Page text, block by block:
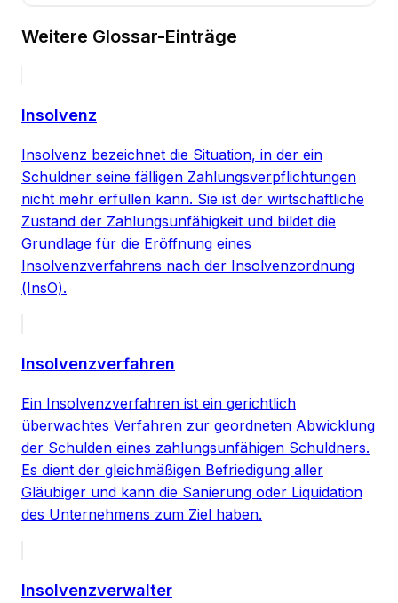
Weitere Glossar-Einträge
Insolvenz
Insolvenz bezeichnet die Situation, in der ein
Schuldner seine fälligen Zahlungsverpflichtungen
nicht mehr erfüllen kann. Sie ist der wirtschaftliche
Zustand der Zahlungsunfähigkeit und bildet die
Grundlage für die Eröffnung eines
Insolvenzverfahrens nach der Insolvenzordnung
(InsO).
Insolvenzverfahren
Ein Insolvenzverfahren ist ein gerichtlich
überwachtes Verfahren zur geordneten Abwicklung
der Schulden eines zahlungsunfähigen Schuldners.
Es dient der gleichmäßigen Befriedigung aller
Gläubiger und kann die Sanierung oder Liquidation
des Unternehmens zum Ziel haben.
Insolvenzverwalter